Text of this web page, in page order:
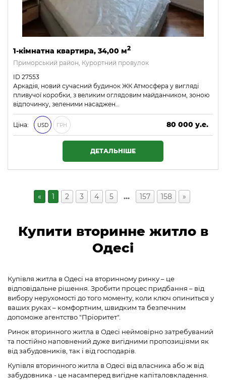
1-кімнатна квартира, 34,00 м2
Приморський район, Курортний провулок
ID 27553
Аркадія, новий сучасний будинок ЖК Атмосфера у вигляді
пливучої коробки, з великим оглядовим майданчиком, зоною
відпочинку, зеленими насаджен…
Ціна: USD ГРН
80 000 у.е.
3 440 000 ₴
ДЕТАЛЬНІШЕ
« 1 2 3 4 5 … 157 158 »
Купити вторинне житло в
Одесі
Купівля житла в Одесі на вторинному ринку – це
відповідальне рішення. Зробити процес придбання – від
вибору нерухомості до того моменту, коли ключ опиниться у
ваших руках – комфортним, швидким та безпечним
допоможе агентство "Пріоритет".
Ринок вторинного житла в Одесі неймовірно затребуваний
та постійно наповнений дуже вигідними пропозиціями як
від забудовників, так і від господарів.
Купівля вторинного житла в Одесі від власника або ж від
забудовника - це насамперед вигідне капіталовкладення.